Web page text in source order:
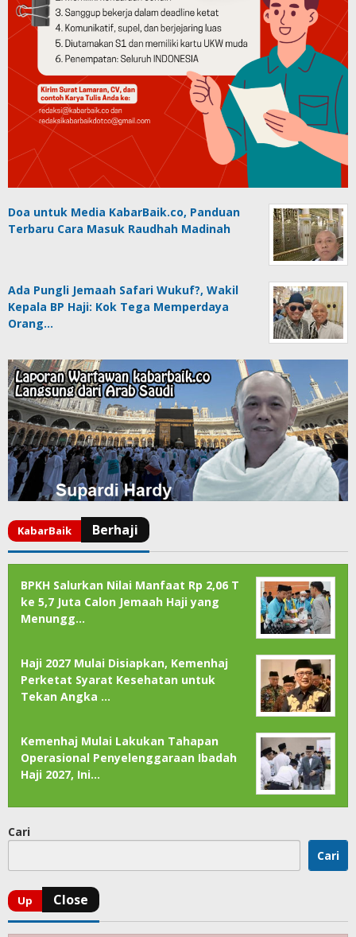
Doa untuk Media KabarBaik.co, Panduan
Terbaru Cara Masuk Raudhah Madinah
Ada Pungli Jemaah Safari Wukuf?, Wakil
Kepala BP Haji: Kok Tega Memperdaya
Orang…
BPKH Salurkan Nilai Manfaat Rp 2,06 T
ke 5,7 Juta Calon Jemaah Haji yang
Menungg…
Haji 2027 Mulai Disiapkan, Kemenhaj
Perketat Syarat Kesehatan untuk
Tekan Angka …
Kemenhaj Mulai Lakukan Tahapan
Operasional Penyelenggaraan Ibadah
Haji 2027, Ini…
Cari
Cari